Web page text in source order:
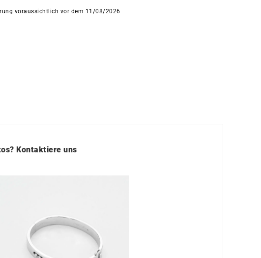
voraussichtlich vor dem 11/08/2026
Kontaktiere uns